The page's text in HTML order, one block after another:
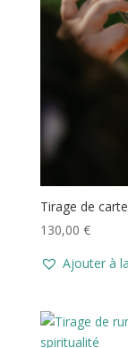
Tirage de
130,00 €
Ajouter à